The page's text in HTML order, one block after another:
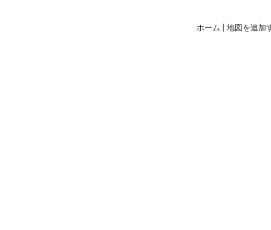
ホーム | 地図を追加